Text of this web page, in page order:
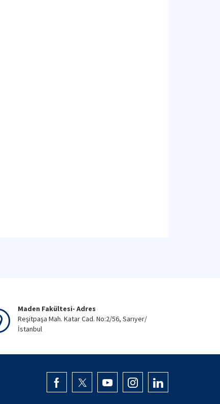
Maden Fakültesi- Adres
Reşitpaşa Mah. Katar Cad. No:2/56, Sarıyer/
İstanbul